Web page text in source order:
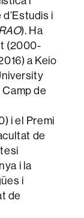
i
). Ha
(2000-
a Keio
de
i el Premi
de
i la
i
de